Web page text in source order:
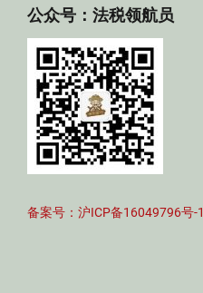
公众号：法税领航员
备案号：沪ICP备16049796号-1